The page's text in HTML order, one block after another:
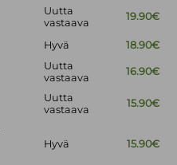
Uutta
vastaava
19.90€
Hyvä 18.90€
Uutta
vastaava
16.90€
Uutta
vastaava
15.90€
Hyvä 15.90€